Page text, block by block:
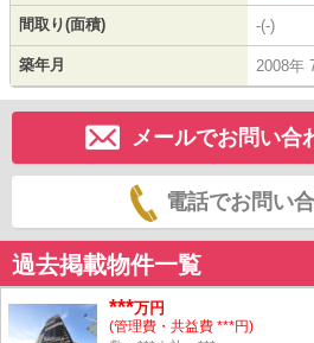
間取り(面積) -(-)
築年月 2008年
メールでお問い合
電話でお問い
過去掲載物件一覧
***万円
(管理費・共益費 ***円)